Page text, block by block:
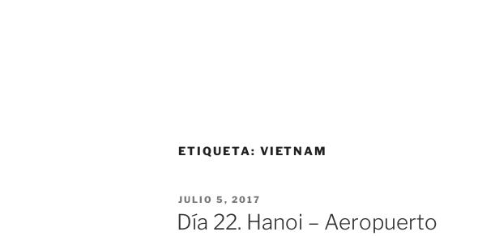
ETIQUETA: VIETNAM
PUBLICADO
EL
JULIO 5, 2017
Día 22. Hanoi – Aeropuerto